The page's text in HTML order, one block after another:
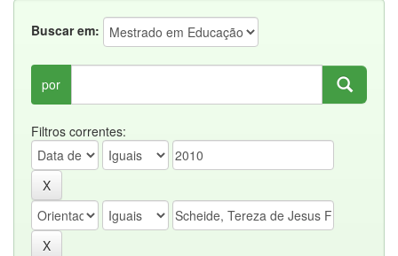
Buscar em:
por
Filtros correntes: